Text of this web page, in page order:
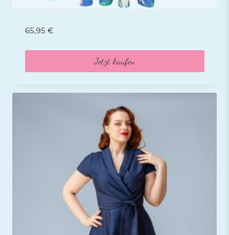
65,95 €
Jetzt kaufen